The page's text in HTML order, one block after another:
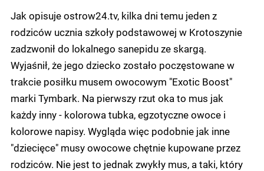
Jak opisuje ostrow24.tv, kilka dni temu jeden z
rodziców ucznia szkoły podstawowej w Krotoszynie
zadzwonił do lokalnego sanepidu ze skargą.
Wyjaśnił, że jego dziecko zostało poczęstowane w
trakcie posiłku musem owocowym "Exotic Boost"
marki Tymbark. Na pierwszy rzut oka to mus jak
każdy inny - kolorowa tubka, egzotyczne owoce i
kolorowe napisy. Wygląda więc podobnie jak inne
"dziecięce" musy owocowe chętnie kupowane przez
rodziców. Nie jest to jednak zwykły mus, a taki, który